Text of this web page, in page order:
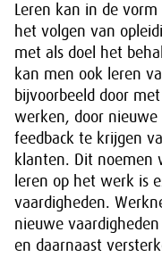
Leren kan in de
het volgen van
met als doel het
kan men ook leren
bijvoorbeeld door
werken, door
feedback te krijgen
klanten. Dit noemen
leren op het werk is
vaardigheden.
nieuwe
en daarnaast